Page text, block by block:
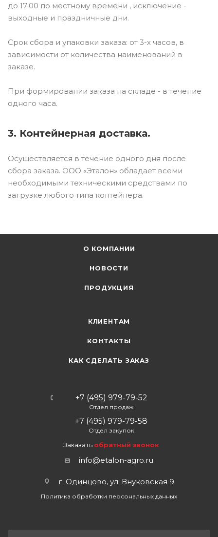
до 17:00 по местному времени , исключение -
выходные и праздничные дни.
Срок сбора и упаковки заказа: от 3-х часов, в
зависимости от количества наименований в
заказе.
При формировании заказа на складе - в течение
одного часа.
3. Контейнерная доставка.
Осуществляется в течение одного дня после
сбора заказа. ООО «Эталон» обладает всеми
необходимыми техническими средствами по
загрузке любого типа контейнера.
О КОМПАНИИ
НОВОСТИ
ПРОДУКЦИЯ
КЛИЕНТАМ
КОНТАКТЫ
КАК СДЕЛАТЬ ЗАКАЗ
+7 (495) 979-79-52
Отдел продаж
+7 (495) 979-79-58
Отдел закупок
Заказать обратный звонок
info@etalon-agro.ru
г. Одинцово, ул. Внуковская 9
Политика обработки персональных данных